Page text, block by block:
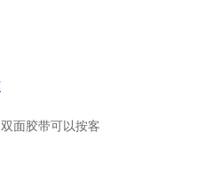
面胶带可以按客
规格也是可以定